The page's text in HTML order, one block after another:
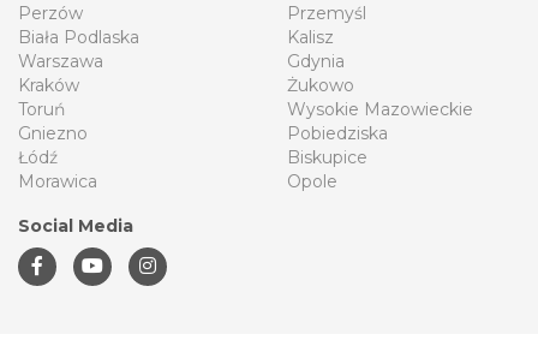
Perzów
Biała Podlaska
Warszawa
Kraków
Toruń
Gniezno
Łódź
Morawica
Przemyśl
Kalisz
Gdynia
Żukowo
Wysokie Mazowieckie
Pobiedziska
Biskupice
Opole
Social Media